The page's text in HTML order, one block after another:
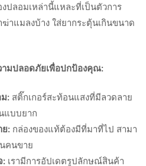
ปลอมเหล่านี้แหละที่เป็นตัวการ
าแมลงบ้าง ใส่ยากระตุ้นเกินขนาด
ามปลอดภัยเพื่อปกป้องคุณ:
: สติ๊กเกอร์สะท้อนแสงที่มีลวดลาย
แบบยาก
: กล่องของแท้ต้องมีที่มาที่ไป สามา
คนขาย
: เรามีการอัปเดตรูปลักษณ์สินค้า